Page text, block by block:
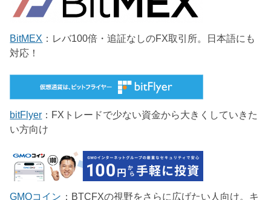
BitMEX ：レバ100倍・追証なしのFX取引所。日本語にも
対応！
bitFlyer ：FXトレードで少ない資金から大きくしていきた
い方向け
GMOコイン ：BTCFXの視野をさらに広げたい人向け。キ